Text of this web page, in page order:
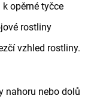
opěrné tyčce
rostliny
vzhled rostliny.
nahoru nebo dolů